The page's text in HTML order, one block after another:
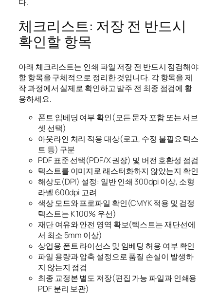
체크리스트: 저장 전 반드시
확인할 항목
아래 체크리스트는 인쇄 파일 저장 전 반드시 점검해야
할 항목을 구체적으로 정리한 것입니다. 각 항목을 제
작 과정에서 실제로 확인하고 발주 전 최종 점검에 활
용하세요.
폰트 임베딩 여부 확인(모든 문자 포함 또는 서브
셋 선택)
아웃라인 처리 적용 대상(로고, 수정 불필요 텍스
트 등) 구분
PDF 표준 선택(PDF/X 권장) 및 버전 호환성 점검
텍스트를 이미지로 래스터화하지 않았는지 확인
해상도(DPI) 설정: 일반 인쇄 300dpi 이상, 소형
라벨 600dpi 고려
색상 모드와 프로파일 확인(CMYK 적용 및 검정
텍스트는 K 100% 우선)
재단 여유와 안전 영역 확보(텍스트는 재단선에
서 최소 5mm 이상)
상업용 폰트 라이선스 및 임베딩 허용 여부 확인
파일 용량과 압축 설정으로 품질 손실이 발생하
지 않는지 점검
최종 교정본 별도 저장(편집 가능 파일과 인쇄용
PDF 분리 보관)